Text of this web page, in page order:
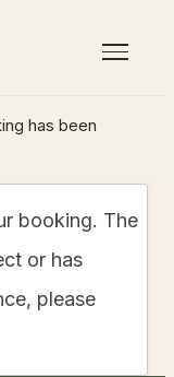
has been
booking. The
or has
please